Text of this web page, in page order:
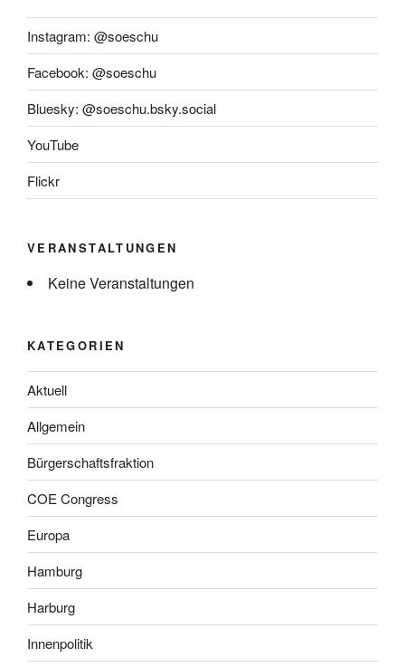
Instagram: @soeschu
Facebook: @soeschu
Bluesky: @soeschu.bsky.social
YouTube
Flickr
VERANSTALTUNGEN
Keine Veranstaltungen
KATEGORIEN
Aktuell
Allgemein
Bürgerschaftsfraktion
COE Congress
Europa
Hamburg
Harburg
Innenpolitik